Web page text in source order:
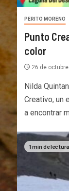
PERITO MORENO
Punto
color
26 de
Nilda
Creativo, un
a encontrar
1 min de lectura